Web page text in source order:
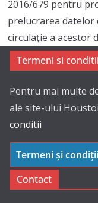
2016/679 pentru
prelucrarea datelor
circulaţie a acestor
Termeni si conditii
Pentru mai multe
ale site-ului
conditii
Termeni și condiții
Contact